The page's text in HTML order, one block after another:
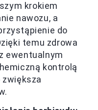
krokiem
nawozu, a
do
temu zdrowa
ewentualnym
kontrolą